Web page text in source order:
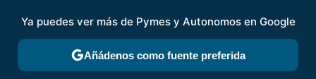
FISCALIDAD Y CONTABILIDAD KIT DIGITAL RENTA
Ya puedes ver más de Pymes y Autonomos en Google
Añádenos como fuente preferida